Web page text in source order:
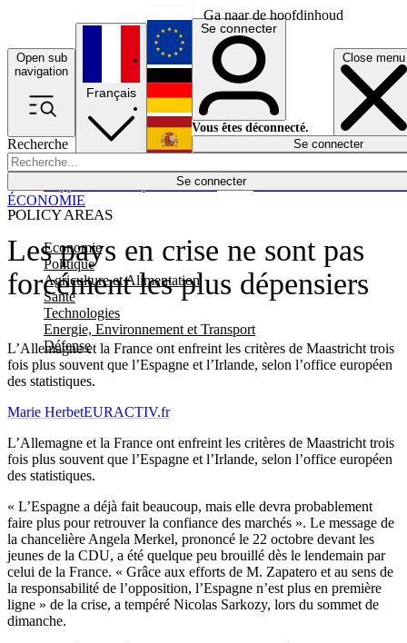
Ga naar de hoofdinhoud
Open sub
navigation
Close menu
Recherche
Se connecter
POLICY AREAS
Economie
Politique
Agriculture et Alimentation
Santé
Technologies
Energie, Environnement et Transport
Défense
Économie
Français
English
Deutsch
Español
Se connecter
Vous êtes déconnecté.
Se connecter
Les pays en crise ne sont pas
forcément les plus dépensiers
L’Allemagne et la France ont enfreint les critères de Maastricht trois
fois plus souvent que l’Espagne et l’Irlande, selon l’office européen
des statistiques.
ÉCONOMIE
Marie HerbetEURACTIV.fr
L’Allemagne et la France ont enfreint les critères de Maastricht trois
fois plus souvent que l’Espagne et l’Irlande, selon l’office européen
des statistiques.
« L’Espagne a déjà fait beaucoup, mais elle devra probablement
faire plus pour retrouver la confiance des marchés ». Le message de
la chancelière Angela Merkel, prononcé le 22 octobre devant les
jeunes de la CDU, a été quelque peu brouillé dès le lendemain par
celui de la France. « Grâce aux efforts de M. Zapatero et au sens de
la responsabilité de l’opposition, l’Espagne n’est plus en première
ligne » de la crise, a tempéré Nicolas Sarkozy, lors du sommet de
dimanche.